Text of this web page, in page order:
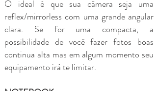
O ideal é que sua câmera seja uma
reflex/mirrorless com uma grande angular
clara. Se for uma compacta, a
possibilidade de você fazer fotos boas
continua alta mas em algum momento seu
equipamento irá te limitar.